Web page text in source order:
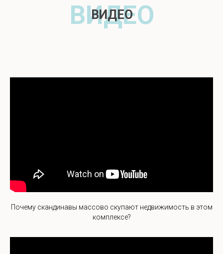
ВИДЕО
ВИДЕО
Почему скандинавы массово скупают недвижимость в этом
комплексе?